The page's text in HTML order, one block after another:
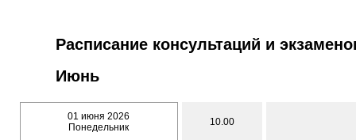
Расписание консультаций и
Июнь
01 июня 2026
Понедельник
10.00